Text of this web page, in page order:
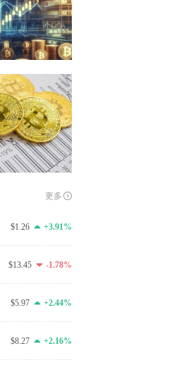
更多
$1.26 +3.91%
$13.45 -1.78%
$5.97 +2.44%
$8.27 +2.16%